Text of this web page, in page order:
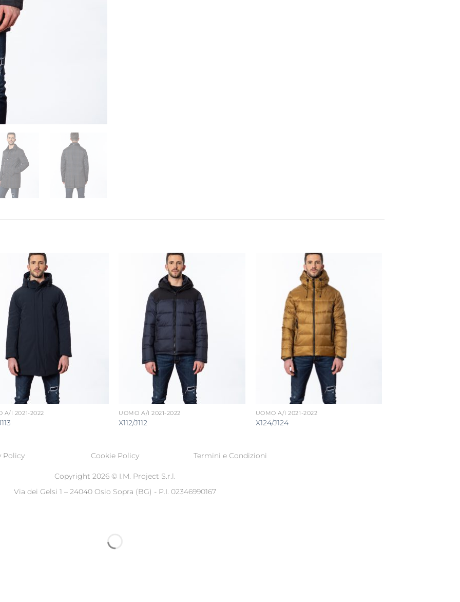
A/I 2021-2022 UOMO A/I 2021-2022
X112/J112
UOMO A/I 2021-2022
X124/J124
Policy Cookie Policy Termini e Condizioni
Copyright 2026 © I.M. Project S.r.l.
Via dei Gelsi 1 – 24040 Osio Sopra (BG) - P.I. 02346990167